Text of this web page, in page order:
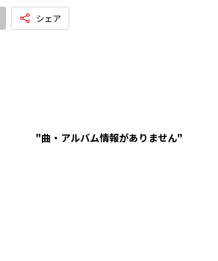
シェア
"曲・アルバム情報がありません"